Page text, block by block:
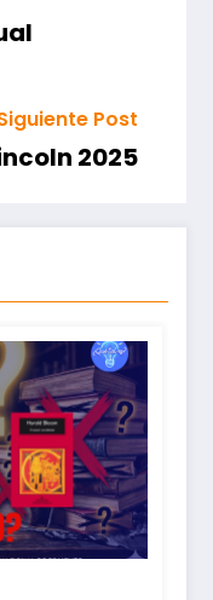
Post
2025